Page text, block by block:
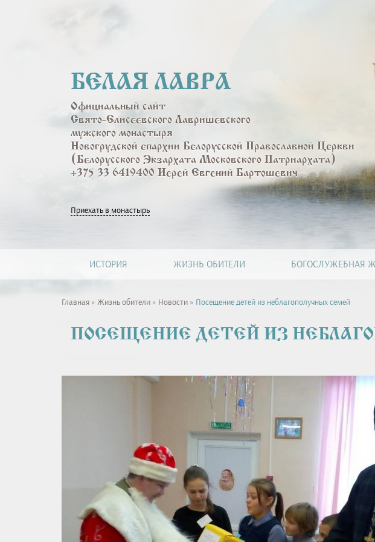
БЕЛАЯ ЛАВРА
Официальный сайт
Свято-Елисеевского Лавришевского
мужского монастыря
Новогрудской епархии Белорусской Православной Церкви
(Белорусского Экзархата Московского Патриархата)
+375 33 6419400 Иерей Евгений Бартошевич
Приехать в монастырь
ИСТОРИЯ ЖИЗНЬ ОБИТЕЛИ БОГОСЛУЖЕБНАЯ
Вы
здесь
Главная » Жизнь обители » Новости » Посещение детей из неблагополучных семей
ПОСЕЩЕНИЕ ДЕТЕЙ ИЗ